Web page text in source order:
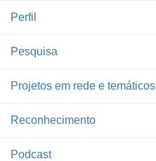
Perfil
Pesquisa
Projetos em rede e temáticos
Reconhecimento
Podcast